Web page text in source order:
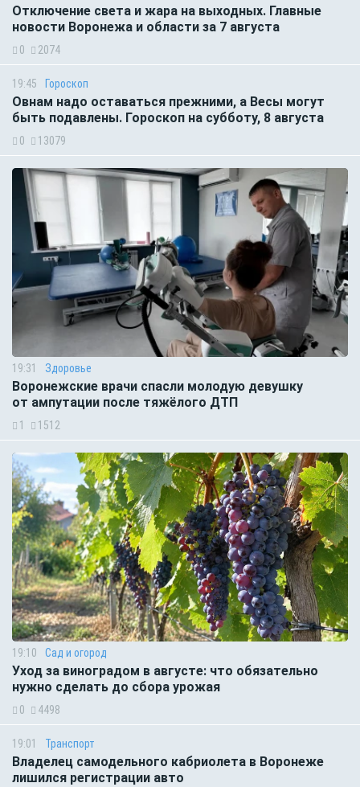
Отключение света и жара на выходных. Главные
новости Воронежа и области за 7 августа
0 2074
19:45 Гороскоп
Овнам надо оставаться прежними, а Весы могут
быть подавлены. Гороскоп на субботу, 8 августа
0 13079
19:31 Здоровье
Воронежские врачи спасли молодую девушку
от ампутации после тяжёлого ДТП
1 1512
19:10 Сад и огород
Уход за виноградом в августе: что обязательно
нужно сделать до сбора урожая
0 4498
19:01 Транспорт
Владелец самодельного кабриолета в Воронеже
лишился регистрации авто